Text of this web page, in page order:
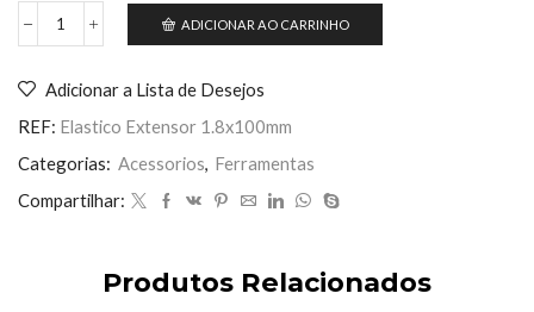
Elastico
quantidade
ADICIONAR AO CARRINHO
Adicionar a Lista de Desejos
REF: Elastico Extensor 1.8x100mm
Categorias: Acessorios, Ferramentas
Compartilhar:
Produtos Relacionados